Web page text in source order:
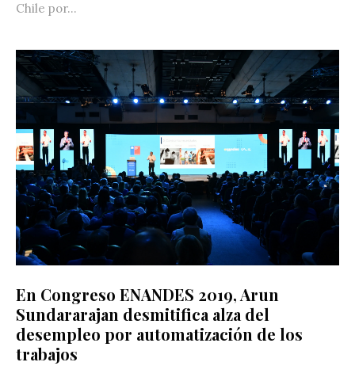
Chile por...
En Congreso ENANDES 2019, Arun
Sundararajan desmitifica alza del
desempleo por automatización de los
trabajos